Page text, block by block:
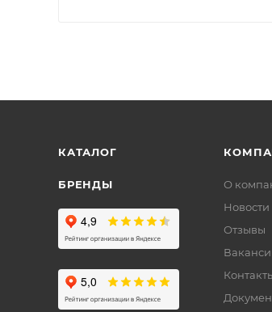
КАТАЛОГ
БРЕНДЫ
О
Новости
Отзывы